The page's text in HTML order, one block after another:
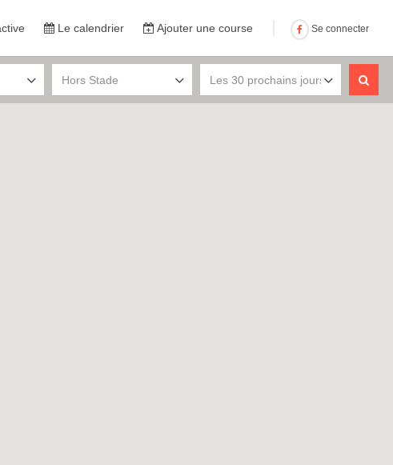
Le calendrier Ajouter une course Se connecter
Hors Stade Les 30 prochains jours